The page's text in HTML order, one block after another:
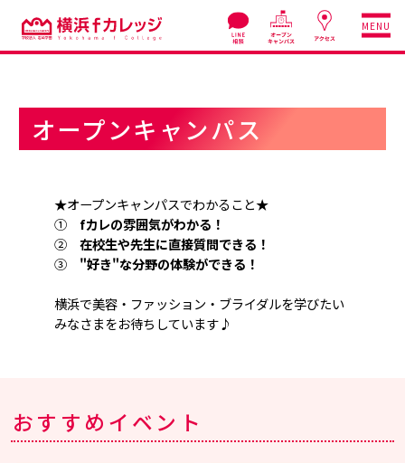
MENU
オープンキャンパス
★オープンキャンパスでわかること★
①fカレの雰囲気がわかる！
②在校生や先生に直接質問できる！
③"好き"な分野の体験ができる！
横浜で美容・ファッション・ブライダルを学びたい
みなさまをお待ちしています♪
おすすめイベント